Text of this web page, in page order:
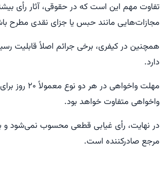
تفاوت مهم این است که در حقوقی، آثار رأی
مجازات‌هایی مانند حبس یا جزای نقدی مطرح
همچنین در کیفری، برخی جرائم اصلاً قابلیت
دارد.
مهلت
واخواهی متفاوت خواهد بود.
در نهایت، رأی غیابی قطعی محسوب نمی‌شود و
مرجع صادرکننده است.